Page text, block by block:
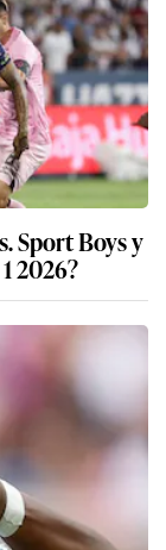
Sport Boys y
2026?